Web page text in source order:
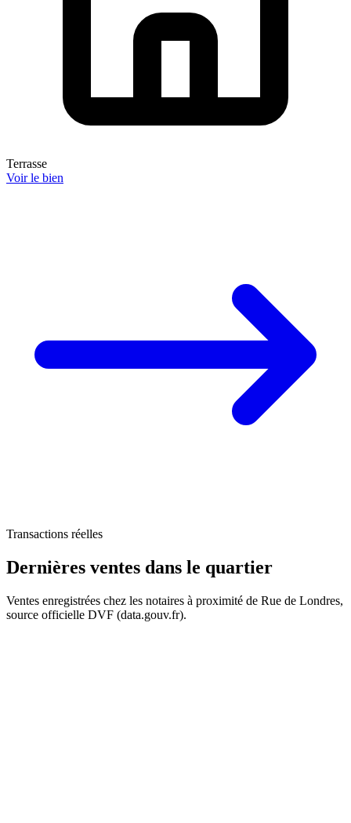
Terrasse
Voir le bien
Transactions réelles
Dernières ventes dans le quartier
Ventes enregistrées chez les notaires à proximité de Rue de Londres,
source officielle DVF (data.gouv.fr).